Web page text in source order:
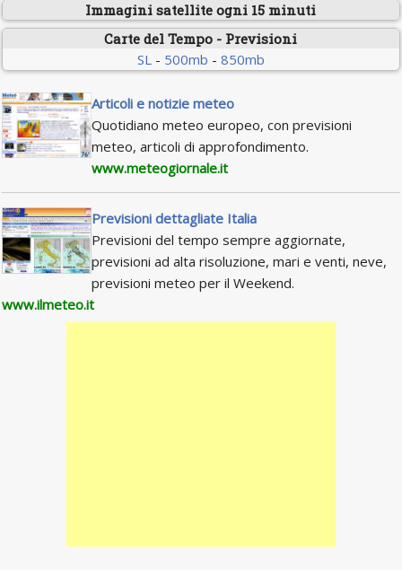
Immagini satellite ogni 15 minuti
Carte del Tempo - Previsioni
SL- 500mb - 850mb
Articoli e notizie meteo
Quotidiano meteo europeo, con previsioni
meteo, articoli di approfondimento.
www.meteogiornale.it
Previsioni dettagliate Italia
Previsioni del tempo sempre aggiornate,
previsioni ad alta risoluzione, mari e venti, neve,
previsioni meteo per il Weekend.
www.ilmeteo.it